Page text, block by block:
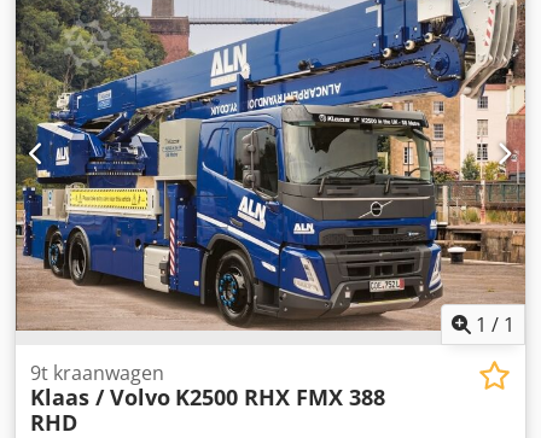
1 / 1
9t kraanwagen
Klaas / Volvo K2500 RHX FMX 388
RHD